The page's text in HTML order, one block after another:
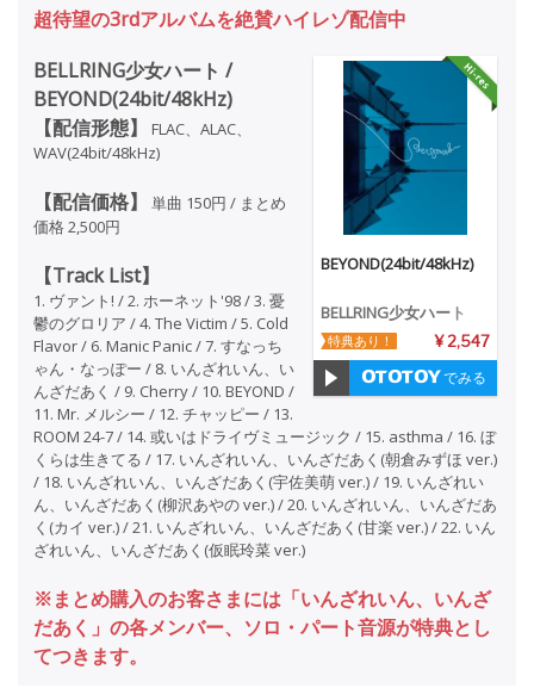
超待望の3rdアルバムを絶賛ハイレゾ配信中
BEYOND(24bit/48kHz)
BELLRING少女ハート
¥ 2,547
特典あり！
でみる
BELLRING少女ハート /
BEYOND(24bit/48kHz)
【配信形態】
FLAC、ALAC、
WAV(24bit/48kHz)
【配信価格】
単曲 150円 / まとめ
価格 2,500円
【Track List】
1. ヴァント! / 2. ホーネット'98 / 3. 憂
鬱のグロリア / 4. The Victim / 5. Cold
Flavor / 6. Manic Panic / 7. すなっち
ゃん・なっぽー / 8. いんざれいん、い
んざだあく / 9. Cherry / 10. BEYOND /
11. Mr. メルシー / 12. チャッピー / 13.
ROOM 24-7 / 14. 或いはドライヴミュージック / 15. asthma / 16. ぼ
くらは生きてる / 17. いんざれいん、いんざだあく(朝倉みずほ ver.)
/ 18. いんざれいん、いんざだあく(宇佐美萌 ver.) / 19. いんざれい
ん、いんざだあく(柳沢あやの ver.) / 20. いんざれいん、いんざだあ
く(カイ ver.) / 21. いんざれいん、いんざだあく(甘楽 ver.) / 22. いん
ざれいん、いんざだあく(仮眠玲菜 ver.)
※まとめ購入のお客さまには「いんざれいん、いんざ
だあく」の各メンバー、ソロ・パート音源が特典とし
てつきます。